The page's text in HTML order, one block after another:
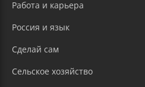
Работа и карьера
Россия и язык
Сделай сам
Сельское хозяйство